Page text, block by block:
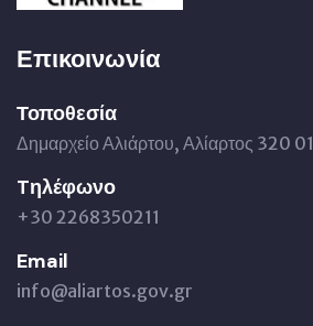
Επικοινωνία
Τοποθεσία
Δημαρχείο Αλιάρτου, Αλίαρτος 320 01
Tηλέφωνο
+30 2268350211
Email
info@aliartos.gov.gr